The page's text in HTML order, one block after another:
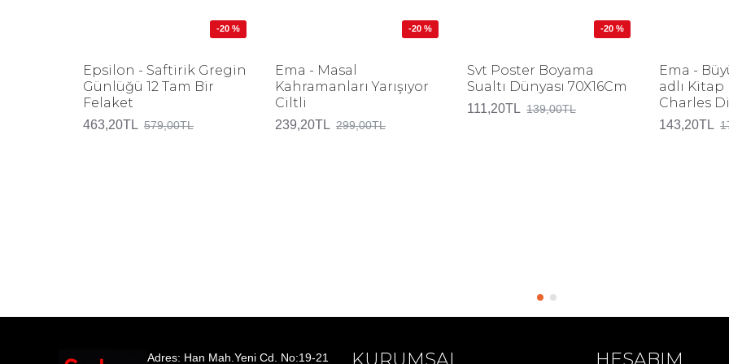
-20 %
Epsilon - Saftirik Gregin
Günlüğü 12 Tam Bir
Felaket
463,20TL 579,00TL
-20 %
Ema - Masal
Kahramanları Yarışıyor
Ciltli
239,20TL 299,00TL
-20 %
Svt Poster Boyama
Sualtı Dünyası 70X16Cm
111,20TL 139,00TL
Ema -
adlı Kitap
Charles
143,20TL
Adres: Han Mah.Yeni Cd. No:19-21 KURUMSAL HESABIM